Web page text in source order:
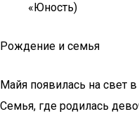
«Юность)
Рождение и семья
Майя появилась на свет
Семья, где родилась